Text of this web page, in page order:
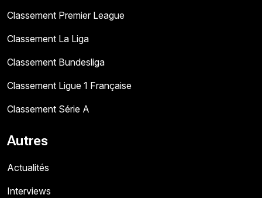
Classement Premier League
Classement La Liga
Classement Bundesliga
Classement Ligue 1 Française
Classement Série A
Autres
Actualités
Interviews